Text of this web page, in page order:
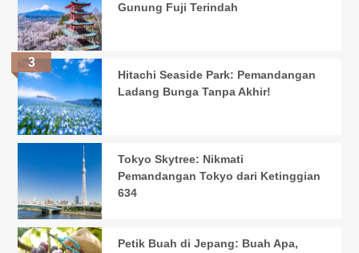
Gunung Fuji Terindah
Hitachi Seaside Park: Pemandangan
Ladang Bunga Tanpa Akhir!
Tokyo Skytree: Nikmati
Pemandangan Tokyo dari Ketinggian
634
Petik Buah di Jepang: Buah Apa,